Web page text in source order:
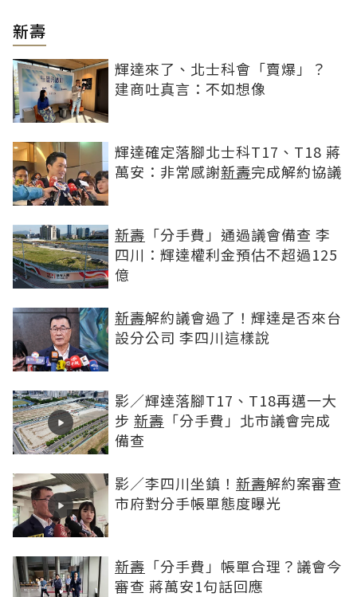
新壽
輝達來了、北士科會「賣爆」？
建商吐真言：不如想像
輝達確定落腳北士科T17、T18 蔣
萬安：非常感謝新壽完成解約協議
新壽 「分手費」通過議會備查 李
四川：輝達權利金預估不超過125
億
新壽解約議會過了！輝達是否來台
設分公司 李四川這樣說
影／輝達落腳T17、T18再邁一大
步 新壽 「分手費」北市議會完成
備查
影／李四川坐鎮！ 新壽解約案審查
市府對分手帳單態度曝光
新壽 「分手費」帳單合理？議會今
審查 蔣萬安1句話回應